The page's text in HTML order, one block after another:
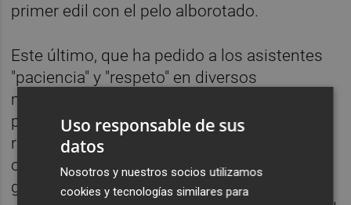
primer edil con el pelo alborotado.
Este último, que ha pedido a los asistentes
"paciencia" y "respeto" en diversos
momentos, ha defendido su labor como
presidente de Emarsa y aunque ha
respondido a los argumentos de la
oposición no ha dado detalles de esta
gestión. Ha mostrado su "respeto
Uso responsable de sus
datos
Nosotros y nuestros socios utilizamos
cookies y tecnologías similares para